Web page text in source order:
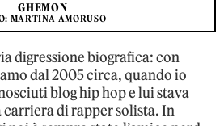
GHEMON
MARTINA AMORUSO
digressione biografica: con
dal 2005 circa, quando io
blog hip hop e lui stava
di rapper solista. In